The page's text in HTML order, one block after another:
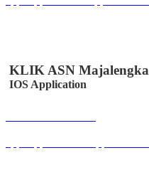
KLIK ASN Majalengka
IOS Application